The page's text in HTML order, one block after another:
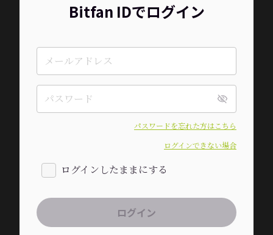
Bitfan IDでログイン
パスワードを忘れた方はこちら
ログインできない場合
ログインしたままにする